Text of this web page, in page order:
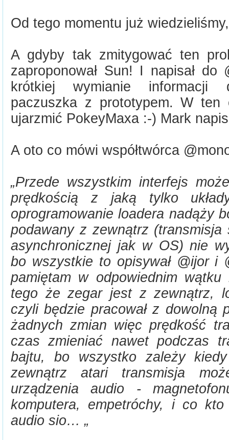
Od tego momentu już
A gdyby tak zmitygować ten
zaproponował Sun! I napisał
krótkiej wymianie informacji
paczuszka z prototypem. W ten
ujarzmić PokeyMaxa :-) Mark
A oto co mówi współtwórca
„Przede wszystkim interfejs
prędkością z jaką tylko
oprogramowanie loadera nadąży
podawany z zewnątrz (transmisja
asynchronicznej jak w OS) nie
bo wszystkie to opisywał @ijor i
pamiętam w odpowiednim
tego że zegar jest z zewnątrz,
czyli będzie pracował z dowolną
żadnych zmian więc prędkość
czas zmieniać nawet podczas
bajtu, bo wszystko zależy
zewnątrz atari transmisja
urządzenia audio -
komputera, empetróchy, i co kto
audio sio… „